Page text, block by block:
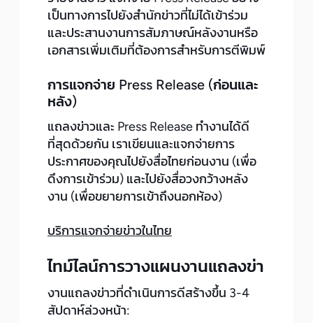
เป็นทางการไปยังสำนักข่าวที่ไม่ได้เข้าร่วม
และประสานงานการสัมภาษณ์หลังงานหรือ
เอกสารเพิ่มเติมที่ต้องการสำหรับการตีพิมพ์
การแจกจ่าย Press Release (ก่อนและ
หลัง)
แถลงข่าวและ Press Release ทำงานได้ดี
ที่สุดด้วยกัน เราเขียนและแจกจ่ายการ
ประกาศของคุณไปยังสื่อไทยก่อนงาน (เพื่อ
ดึงการเข้าร่วม) และไปยังสื่อวงกว้างหลัง
งาน (เพื่อขยายการเข้าถึงนอกห้อง)
บริการแจกจ่ายข่าวในไทย
ไทม์ไลน์การวางแผนงานแถลงข่า
งานแถลงข่าวที่ดำเนินการดีสร้างขึ้น 3-4
สัปดาห์ล่วงหน้า: